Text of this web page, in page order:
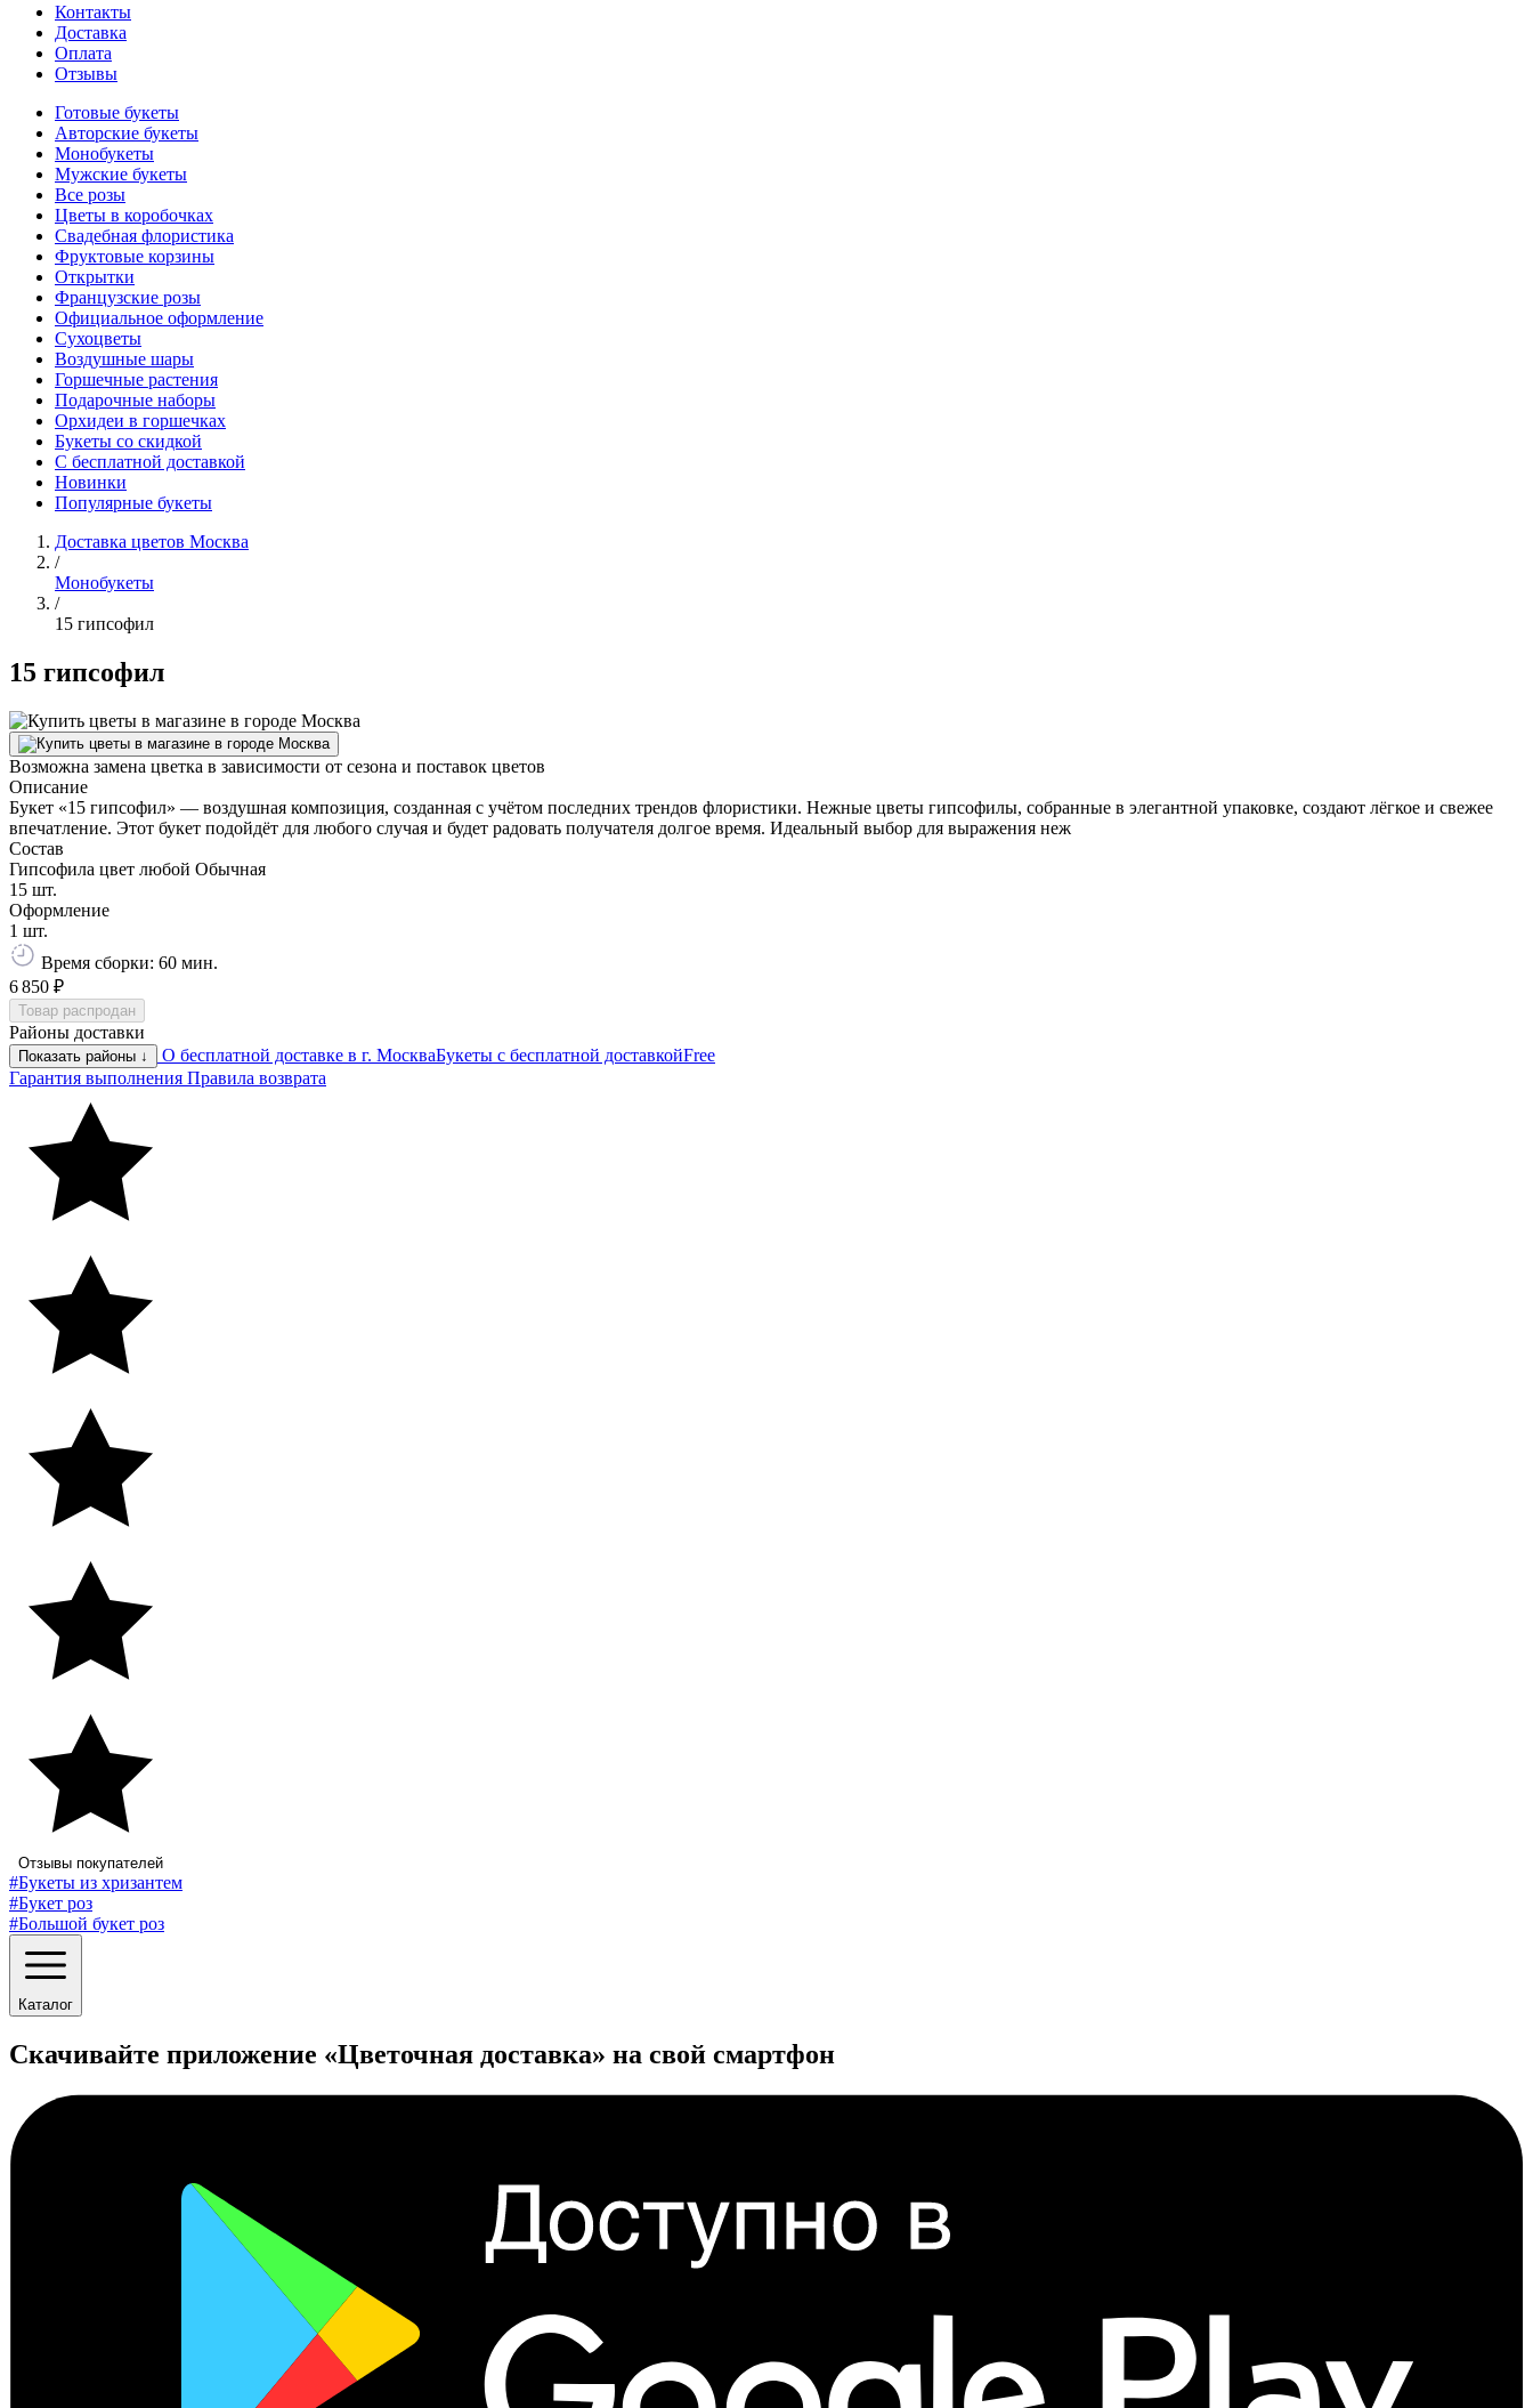
Контакты
Доставка
Оплата
Отзывы
Готовые букеты
Авторские букеты
Монобукеты
Мужские букеты
Все розы
Цветы в коробочках
Свадебная флористика
Фруктовые корзины
Открытки
Французские розы
Официальное оформление
Сухоцветы
Воздушные шары
Горшечные растения
Подарочные наборы
Орхидеи в горшечках
Букеты со скидкой
С бесплатной доставкой
Новинки
Популярные букеты
Доставка цветов Москва
/
Монобукеты
/
15 гипсофил
15 гипсофил
Возможна замена цветка в зависимости от сезона и поставок цветов
Описание
Букет «15 гипсофил» — воздушная композиция, созданная с учётом последних трендов флористики. Нежные цветы гипсофилы, собранные в элегантной упаковке, создают лёгкое и свежее
впечатление. Этот букет подойдёт для любого случая и будет радовать получателя долгое время. Идеальный выбор для выражения неж
Состав
Гипсофила цвет любой Обычная
15 шт.
Оформление
1 шт.
Время сборки: 60 мин.
6 850 ₽
Товар распродан
Районы доставки
Показать районы ↓ О бесплатной доставке в г. МоскваБукеты с бесплатной доставкойFree
Гарантия выполнения Правила возврата
Отзывы покупателей
#Букеты из хризантем
#Букет роз
#Большой букет роз
Каталог
Скачивайте приложение «Цветочная доставка» на свой смартфон